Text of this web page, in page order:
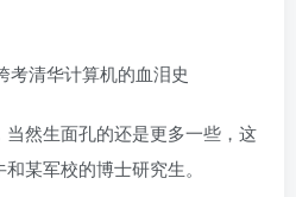
然生面孔的还是更多一些，这
某军校的博士研究生。